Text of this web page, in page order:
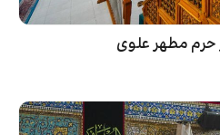
حرم مطهر علوی